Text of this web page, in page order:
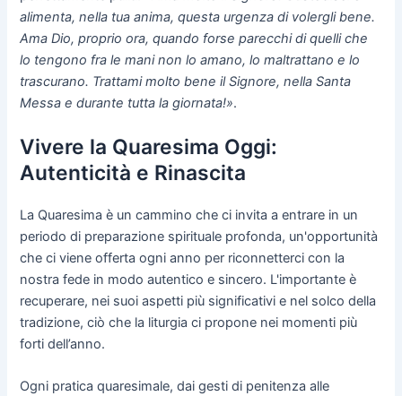
alimenta, nella tua anima, questa urgenza di volergli bene.
Ama Dio, proprio ora, quando forse parecchi di quelli che
lo tengono fra le mani non lo amano, lo maltrattano e lo
trascurano. Trattami molto bene il Signore, nella Santa
Messa e durante tutta la giornata!».
Vivere la Quaresima Oggi:
Autenticità e Rinascita
La Quaresima è un cammino che ci invita a entrare in un
periodo di preparazione spirituale profonda, un'opportunità
che ci viene offerta ogni anno per riconnetterci con la
nostra fede in modo autentico e sincero. L'importante è
recuperare, nei suoi aspetti più significativi e nel solco della
tradizione, ciò che la liturgia ci propone nei momenti più
forti dell’anno.
Ogni pratica quaresimale, dai gesti di penitenza alle